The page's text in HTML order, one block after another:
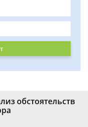
обстоятельств